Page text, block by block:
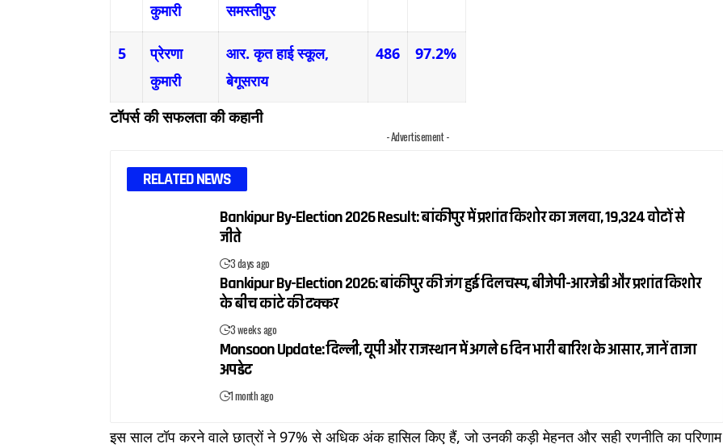
कुमारी
समस्तीपुर
5
प्रेरणा
कुमारी
आर. कृत हाई स्कूल,
बेगूसराय
486 97.2%
टॉपर्स की सफलता की कहानी
- Advertisement -
RELATED NEWS
Bankipur By-Election 2026 Result: बांकीपुर में प्रशांत किशोर का जलवा, 19,324 वोटों से
जीते
3 days ago
Bankipur By-Election 2026: बांकीपुर की जंग हुई दिलचस्प, बीजेपी-आरजेडी और प्रशांत किशोर
के बीच कांटे की टक्कर
3 weeks ago
Monsoon Update: दिल्ली, यूपी और राजस्थान में अगले 6 दिन भारी बारिश के आसार, जानें ताजा
अपडेट
1 month ago
इस साल टॉप करने वाले छात्रों ने 97% से अधिक अंक हासिल किए हैं, जो उनकी कड़ी मेहनत और सही रणनीति का परिणाम